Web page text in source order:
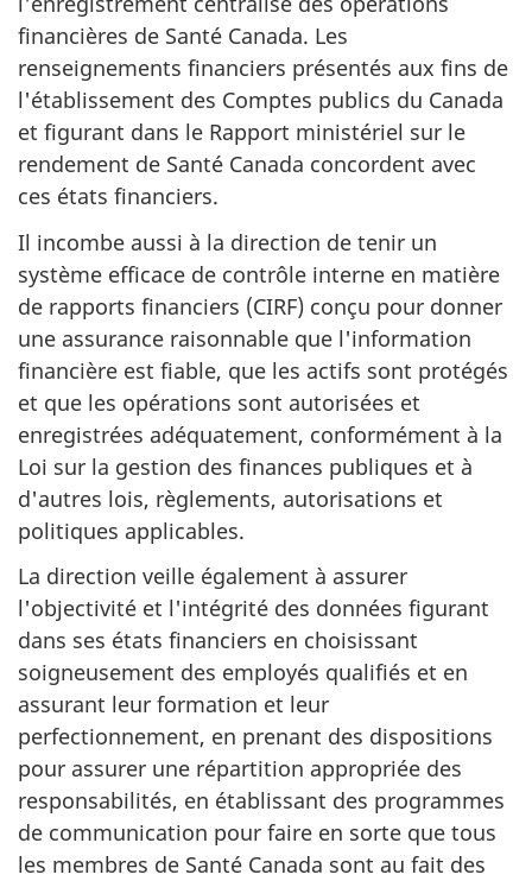
financières de Santé Canada. Les
renseignements financiers présentés aux fins de
l'établissement des Comptes publics du Canada
et figurant dans le Rapport ministériel sur le
rendement de Santé Canada concordent avec
ces états financiers.
Il incombe aussi à la direction de tenir un
système efficace de contrôle interne en matière
de rapports financiers (CIRF) conçu pour donner
une assurance raisonnable que l'information
financière est fiable, que les actifs sont protégés
et que les opérations sont autorisées et
enregistrées adéquatement, conformément à la
Loi sur la gestion des finances publiques et à
d'autres lois, règlements, autorisations et
politiques applicables.
La direction veille également à assurer
l'objectivité et l'intégrité des données figurant
dans ses états financiers en choisissant
soigneusement des employés qualifiés et en
assurant leur formation et leur
perfectionnement, en prenant des dispositions
pour assurer une répartition appropriée des
responsabilités, en établissant des programmes
de communication pour faire en sorte que tous
les membres de Santé Canada sont au fait des